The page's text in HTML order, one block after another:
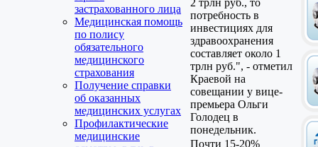
застрахованного лица
Медицинская помощь
по полису
обязательного
медицинского
страхования
Получение справки
об оказанных
медицинских услугах
Профилактические
медицинские
2 трлн руб., то
потребность в
инвестициях для
здравоохранения
составляет около 1
трлн руб.", - отметил
Краевой на
совещании у вице-
премьера Ольги
Голодец в
понедельник.
Почти 15-20%